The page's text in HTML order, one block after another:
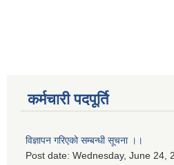
कर्मचारी पदपूर्ति
विज्ञापन गरिएको सम्बन्धी सूचना ।।
Post date: Wednesday, June 24,